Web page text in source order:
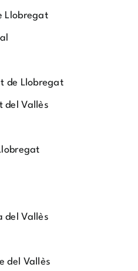
Llobregat
de Llobregat
del Vallès
del Vallès
del Vallès